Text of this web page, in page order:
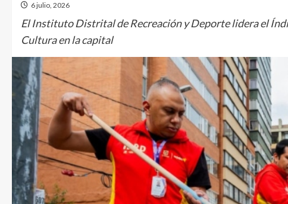
6 julio, 2026
El Instituto Distrital de Recreación y Deporte lidera el
Cultura en la capital